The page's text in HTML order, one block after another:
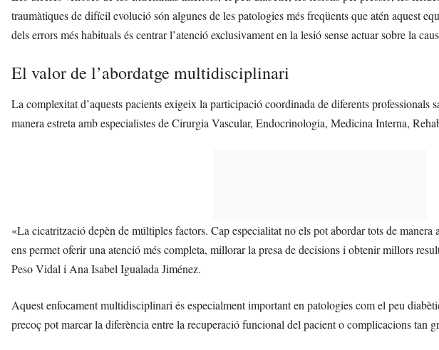
traumàtiques de difícil evolució són algunes de les patologies més freqüents que atén aquest
dels errors més habituals és centrar l’atenció exclusivament en la lesió sense actuar sobre la
El valor de l’abordatge multidisciplinari
La complexitat d’aquests pacients exigeix la participació coordinada de diferents professionals
manera estreta amb especialistes de Cirurgia Vascular, Endocrinologia, Medicina Interna,
«La cicatrització depèn de múltiples factors. Cap especialitat no els pot abordar tots de
ens permet oferir una atenció més completa, millorar la presa de decisions i obtenir millors
Peso Vidal i Ana Isabel Igualada Jiménez.
Aquest enfocament multidisciplinari és especialment important en patologies com el peu
precoç pot marcar la diferència entre la recuperació funcional del pacient o complicacions tan